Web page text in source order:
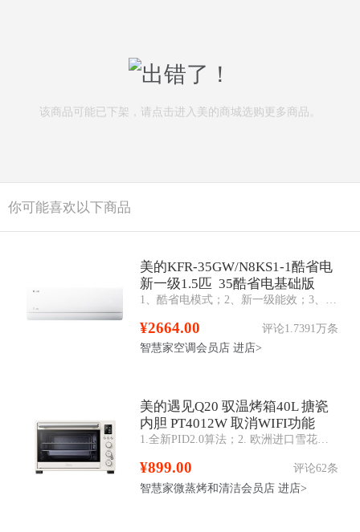
该商品可能已下架，请点击进入美的商城选购更多商品。
你可能喜欢以下商品
美的KFR-35GW/N8KS1-1酷省电
新一级1.5匹 35酷省电基础版
¥2664.00
评论1.7391万条
智慧家空调会员店 进店>
美的遇见Q20 驭温烤箱40L 搪瓷
内胆 PT4012W 取消WIFI功能
¥899.00
评论62条
智慧家微蒸烤和清洁会员店 进店>